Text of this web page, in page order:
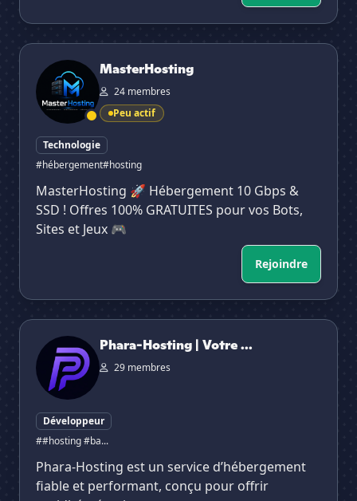
MasterHosting
MasterHosting
24 membres
Peu actif
Technologie
#hébergement#hosting
MasterHosting 🚀 Hébergement 10 Gbps &
SSD ! Offres 100% GRATUITES pour vos Bots,
Sites et Jeux 🎮
Rejoindre
Phara-Hosting | Votre projet, notre priorité.
Phara-Hosting | Votre ...
29 membres
Développeur
##hosting #ba...
Phara-Hosting est un service d’hébergement
fiable et performant, conçu pour offrir